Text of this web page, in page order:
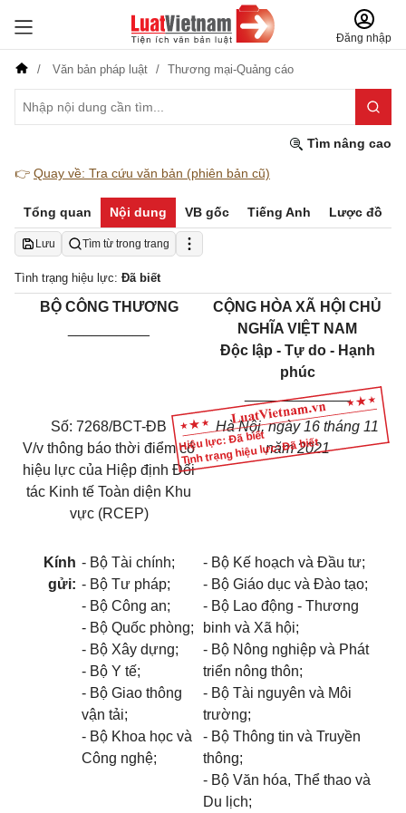
Đăng nhập
Văn bản pháp luật Thương mại-Quảng cáo
Tìm nâng cao
👉 Quay về: Tra cứu văn bản (phiên bản cũ)
Tổng quan Nội dung VB gốc Tiếng Anh Lược đồ
Lưu Tìm từ trong trang
Tình trạng hiệu lực: Đã biết
Hiệu lực: Đã biết
Tình trạng hiệu lực: Đã biết
BỘ CÔNG THƯƠNG
CỘNG HÒA XÃ HỘI CHỦ
NGHĨA VIỆT NAM
Độc lập - Tự do - Hạnh
phúc
_____________
Số: 7268/BCT-ĐB
V/v thông báo thời điểm có
hiệu lực của Hiệp định Đối
tác Kinh tế Toàn diện Khu
vực (RCEP)
Hà Nội, ngày 16 tháng 11
năm 2021
Kính
gửi:
- Bộ Tài chính;
- Bộ Tư pháp;
- Bộ Công an;
- Bộ Quốc phòng;
- Bộ Xây dựng;
- Bộ Y tế;
- Bộ Giao thông
vận tải;
- Bộ Khoa học và
Công nghệ;
- Bộ Kế hoạch và Đầu tư;
- Bộ Giáo dục và Đào tạo;
- Bộ Lao động - Thương
binh và Xã hội;
- Bộ Nông nghiệp và Phát
triển nông thôn;
- Bộ Tài nguyên và Môi
trường;
- Bộ Thông tin và Truyền
thông;
- Bộ Văn hóa, Thể thao và
Du lịch;